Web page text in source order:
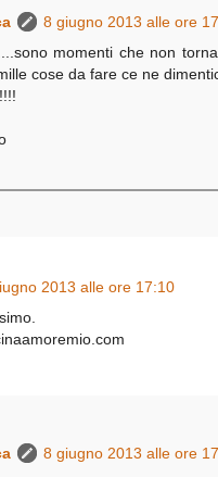
8 giugno 2013 alle ore
momenti che non
cose da fare ce ne
2013 alle ore 17:10
8 giugno 2013 alle ore